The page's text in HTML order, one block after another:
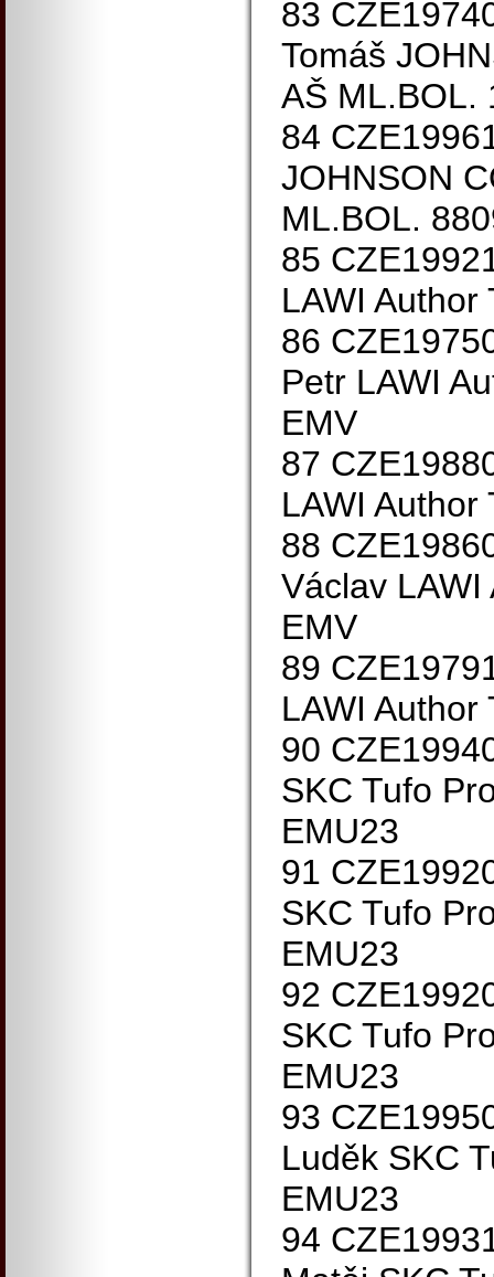
83
Tomáš
AŠ ML.BOL.
84
JOHNSON
ML.BOL.
85
LAWI Author
86
Petr LAWI
EMV
87
LAWI Author
88
Václav LAWI
EMV
89
LAWI Author
90
SKC Tufo
EMU23
91
SKC Tufo
EMU23
92
SKC Tufo
EMU23
93
Luděk SKC
EMU23
94